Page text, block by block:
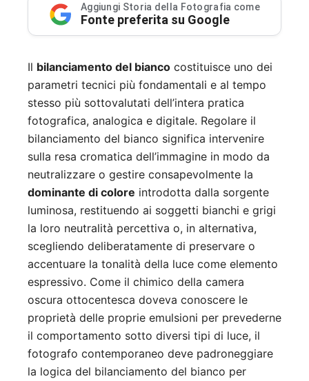
Aggiungi Storia della Fotografia come
Fonte preferita su Google
Il bilanciamento del bianco costituisce uno dei
parametri tecnici più fondamentali e al tempo
stesso più sottovalutati dell’intera pratica
fotografica, analogica e digitale. Regolare il
bilanciamento del bianco significa intervenire
sulla resa cromatica dell’immagine in modo da
neutralizzare o gestire consapevolmente la
dominante di colore introdotta dalla sorgente
luminosa, restituendo ai soggetti bianchi e grigi
la loro neutralità percettiva o, in alternativa,
scegliendo deliberatamente di preservare o
accentuare la tonalità della luce come elemento
espressivo. Come il chimico della camera
oscura ottocentesca doveva conoscere le
proprietà delle proprie emulsioni per prevederne
il comportamento sotto diversi tipi di luce, il
fotografo contemporaneo deve padroneggiare
la logica del bilanciamento del bianco per